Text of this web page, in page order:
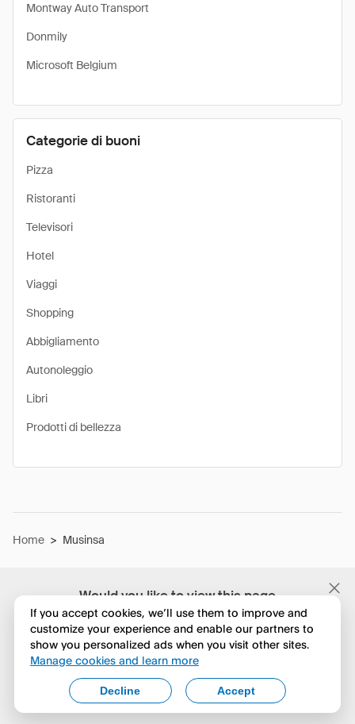
Would you like to view this page
in English?
No, continua a esplorare
Yes, change to English
Montway Auto Transport
Donmily
Microsoft Belgium
Categorie di buoni
Pizza
Ristoranti
Televisori
Hotel
Viaggi
Shopping
Abbigliamento
Autonoleggio
Libri
Prodotti di bellezza
Home > Musinsa
If you accept cookies, we’ll use them to improve and
customize your experience and enable our partners to
show you personalized ads when you visit other sites.
Manage cookies and learn more
Accept
Decline